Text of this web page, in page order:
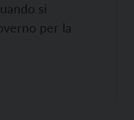
si
per la